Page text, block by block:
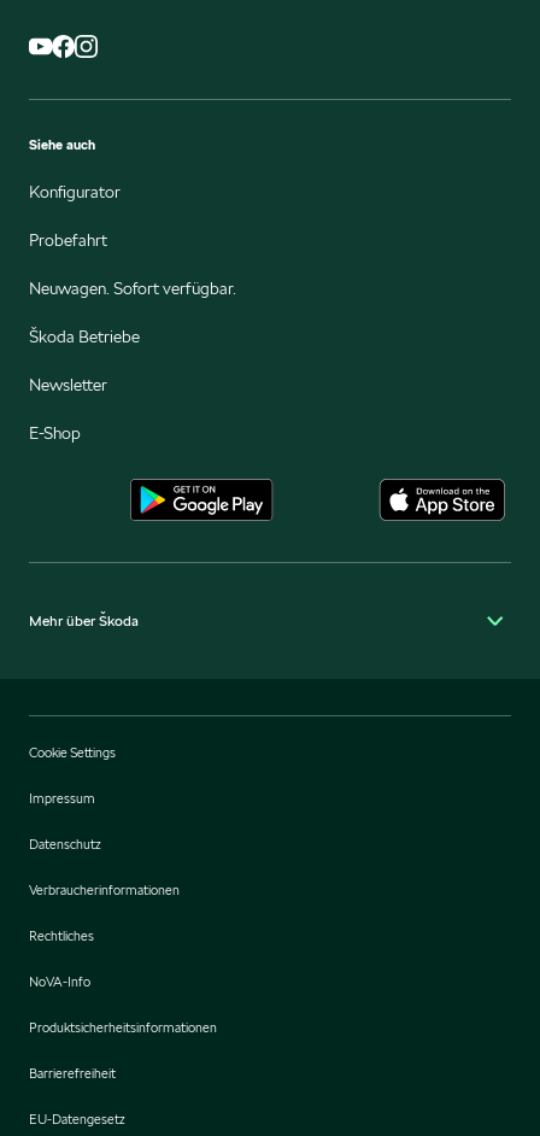
Siehe auch
Konfigurator
Probefahrt
Neuwagen. Sofort verfügbar.
Škoda Betriebe
Newsletter
E-Shop
Mehr über Škoda
Cookie Settings
Impressum
Datenschutz
Verbraucherinformationen
Rechtliches
NoVA-Info
Produktsicherheitsinformationen
Barrierefreiheit
EU-Datengesetz